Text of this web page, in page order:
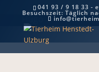
041 93 / 9 18 33 -
Besuchszeit: Täglich
Hugo